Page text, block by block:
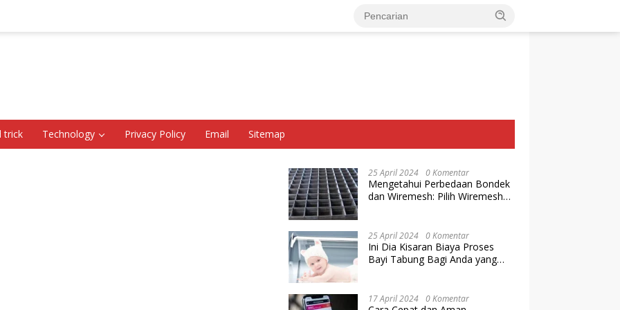
trick Technology Privacy Policy Email Sitemap
25 April 2024 0 Komentar
Mengetahui Perbedaan Bondek
dan Wiremesh: Pilih Wiremesh
25 April 2024 0 Komentar
Ini Dia Kisaran Biaya Proses
Bayi Tabung Bagi Anda yang
17 April 2024 0 Komentar